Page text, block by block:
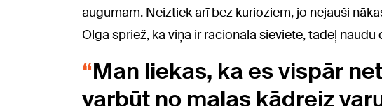
augumam. Neiztiek arī bez kurioziem, jo nejauši
Olga spriež, ka viņa ir racionāla sieviete, tādēļ naudu
Man liekas, ka es vispār
varbūt no malas kādreiz